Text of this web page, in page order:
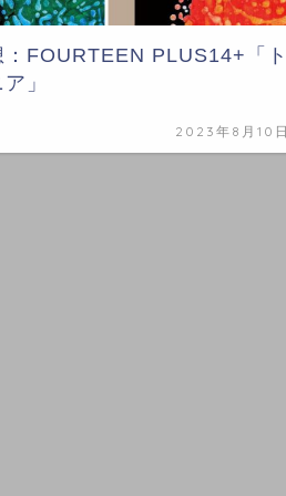
：FOURTEEN PLUS14+「
」
2023年8月10